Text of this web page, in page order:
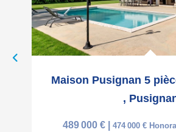
Maison Pusignan 5
,
489 000 € 474 000 €